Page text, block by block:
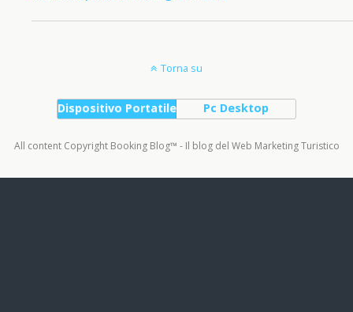
Torna su
Dispositivo Portatile Pc Desktop
All content Copyright Booking Blog™ - Il blog del Web Marketing Turistico